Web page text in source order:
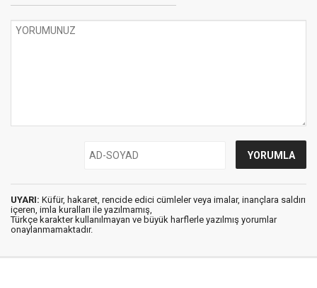
UYARI: Küfür, hakaret, rencide edici cümleler veya imalar, inançlara saldırı
içeren, imla kuralları ile yazılmamış,
Türkçe karakter kullanılmayan ve büyük harflerle yazılmış yorumlar
onaylanmamaktadır.